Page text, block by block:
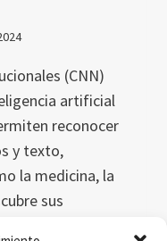
(CNN)
artificial
reconocer
y texto,
la medicina, la
sus